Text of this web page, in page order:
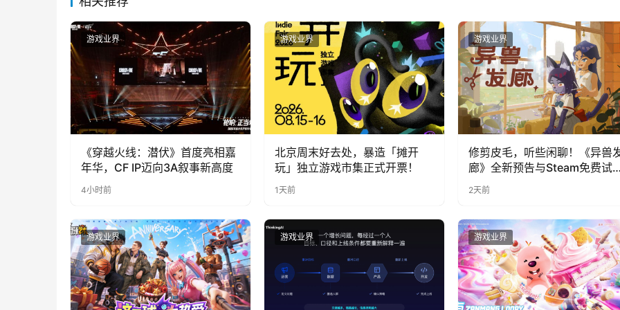
游戏业界
《穿越火线：潜伏》首度亮相嘉
年华，CF IP迈向3A叙事新高度
4小时前
游戏业界
北京周末好去处，暴造「摊开
玩」独立游戏市集正式开票！
1天前
游戏业界
修剪皮毛，听些闲聊！《异兽
廊》全新预告与Steam免费试
公开
2天前
游戏业界 游戏业界 游戏业界